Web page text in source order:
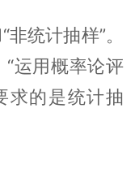
统计抽样”。
“运用概率论评
求的是统计抽